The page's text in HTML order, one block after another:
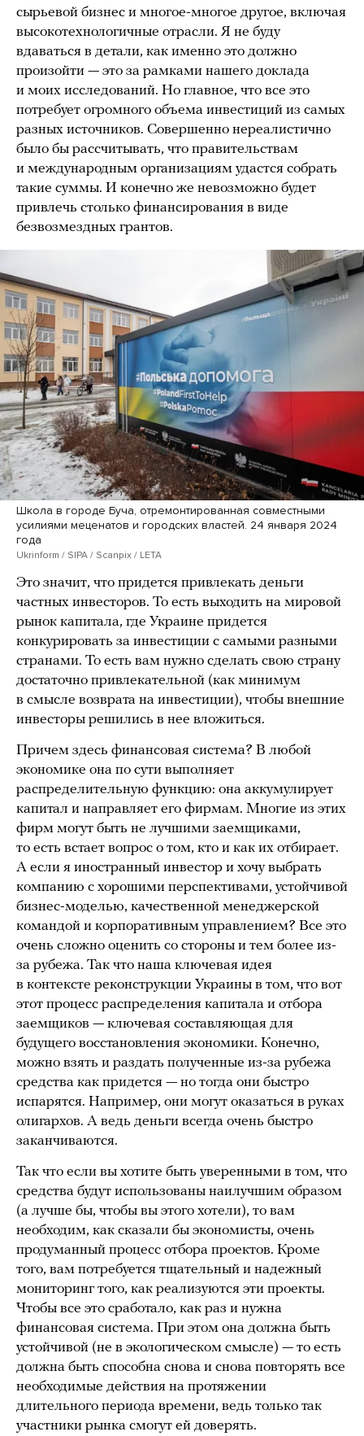
сырьевой бизнес и многое-многое другое, включая
высокотехнологичные отрасли. Я не буду
вдаваться в детали, как именно это должно
произойти — это за рамками нашего доклада
и моих исследований. Но главное, что все это
потребует огромного объема инвестиций из самых
разных источников. Совершенно нереалистично
было бы рассчитывать, что правительствам
и международным организациям удастся собрать
такие суммы. И конечно же невозможно будет
привлечь столько финансирования в виде
безвозмездных грантов.
Школа в городе Буча, отремонтированная совместными
усилиями меценатов и городских властей. 24 января 2024
года
Ukrinform / SIPA / Scanpix / LETA
Это значит, что придется привлекать деньги
частных инвесторов. То есть выходить на мировой
рынок капитала, где Украине придется
конкурировать за инвестиции с самыми разными
странами. То есть вам нужно сделать свою страну
достаточно привлекательной (как минимум
в смысле возврата на инвестиции), чтобы внешние
инвесторы решились в нее вложиться.
Причем здесь финансовая система? В любой
экономике она по сути выполняет
распределительную функцию: она аккумулирует
капитал и направляет его фирмам. Многие из этих
фирм могут быть не лучшими заемщиками,
то есть встает вопрос о том, кто и как их отбирает.
А если я иностранный инвестор и хочу выбрать
компанию с хорошими перспективами, устойчивой
бизнес-моделью, качественной менеджерской
командой и корпоративным управлением? Все это
очень сложно оценить со стороны и тем более из-
за рубежа. Так что наша ключевая идея
в контексте реконструкции Украины в том, что вот
этот процесс распределения капитала и отбора
заемщиков — ключевая составляющая для
будущего восстановления экономики. Конечно,
можно взять и раздать полученные из-за рубежа
средства как придется — но тогда они быстро
испарятся. Например, они могут оказаться в руках
олигархов. А ведь деньги всегда очень быстро
заканчиваются.
Так что если вы хотите быть уверенными в том, что
средства будут использованы наилучшим образом
(а лучше бы, чтобы вы этого хотели), то вам
необходим, как сказали бы экономисты, очень
продуманный процесс отбора проектов. Кроме
того, вам потребуется тщательный и надежный
мониторинг того, как реализуются эти проекты.
Чтобы все это сработало, как раз и нужна
финансовая система. При этом она должна быть
устойчивой (не в экологическом смысле) — то есть
должна быть способна снова и снова повторять все
необходимые действия на протяжении
длительного периода времени, ведь только так
участники рынка смогут ей доверять.